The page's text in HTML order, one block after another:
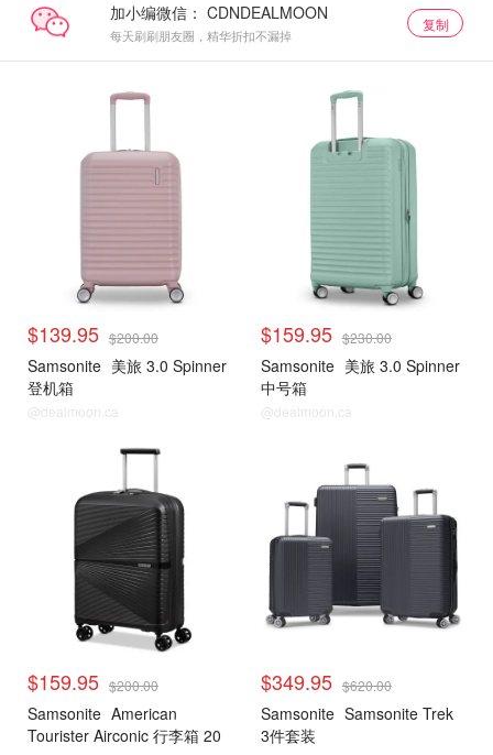
加小编微信：
每天刷刷朋友圈，精华折扣不漏掉
复制
$139.95 $200.00
Samsonite 美旅 3.0 Spinner
登机箱
@dealmoon.ca
$159.95 $230.00
Samsonite 美旅 3.0 Spinner
中号箱
@dealmoon.ca
$159.95 $200.00
Samsonite American
Tourister Airconic 行李箱 20
$349.95 $620.00
Samsonite Samsonite Trek
3件套装